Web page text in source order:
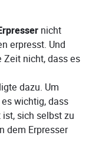
nicht
erpresst. Und
nicht, dass es
dazu. Um
wichtig, dass
sich selbst zu
dem Erpresser